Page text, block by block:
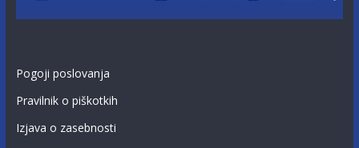
Pogoji poslovanja
Pravilnik o piškotkih
Izjava o zasebnosti